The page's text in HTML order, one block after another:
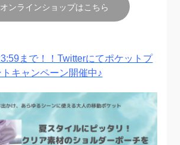
オンラインショップはこちら
まで！！Twitterにてポケットプ
キャンペーン開催中♪